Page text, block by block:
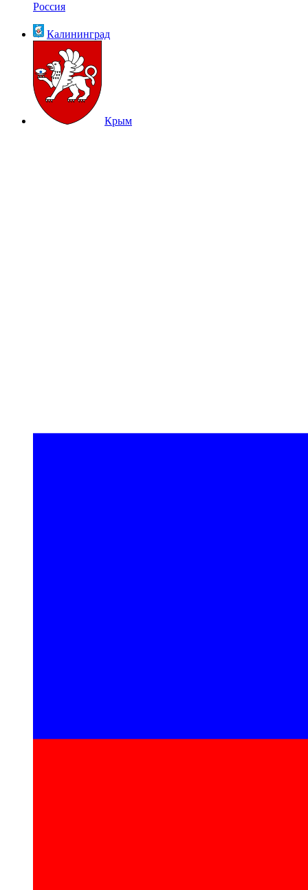
Россия
Калининград
Крым